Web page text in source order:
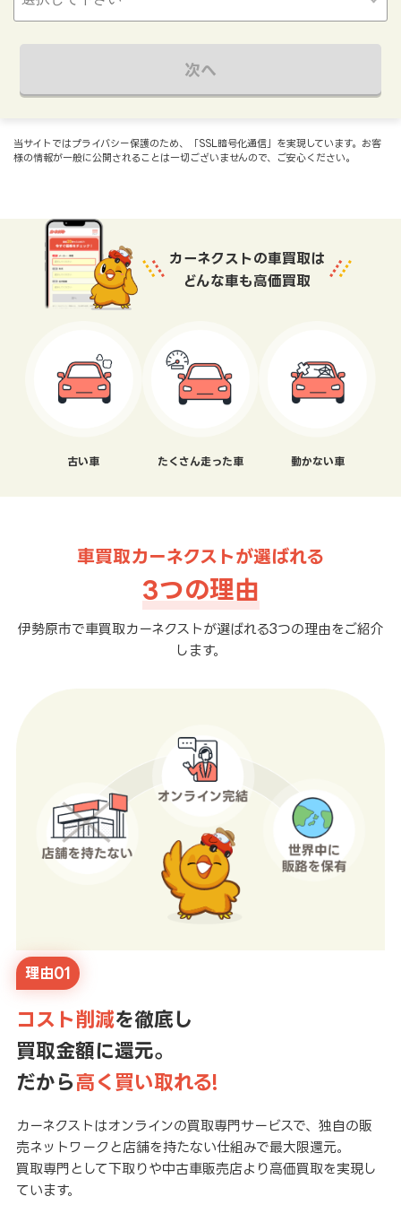
次へ
当サイトではプライバシー保護のため、「SSL暗号化通信」を実現しています。お客
様の情報が一般に公開されることは一切ございませんので、ご安心ください。
カーネクストの車買取は
どんな車も高価買取
古い車 たくさん走った車 動かない車
車買取カーネクストが選ばれる
3つの理由
伊勢原市で車買取カーネクストが選ばれる3つの理由をご紹介
します。
理由01
コスト削減を徹底し
買取金額に還元。
だから高く買い取れる!
カーネクストはオンラインの買取専門サービスで、独自の販
売ネットワークと店舗を持たない仕組みで最大限還元。
買取専門として下取りや中古車販売店より高価買取を実現し
ています。